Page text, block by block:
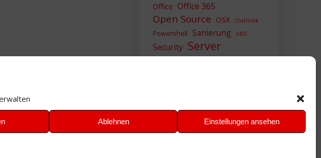
Ablehnen Einstellungen ansehen
Office Office 365
Open Source OSX Outlook
Powershell Sanierung SBS
Security Server
Sicherheit SIEM
VMWare VPN WAZUH
Windows Zertifikat